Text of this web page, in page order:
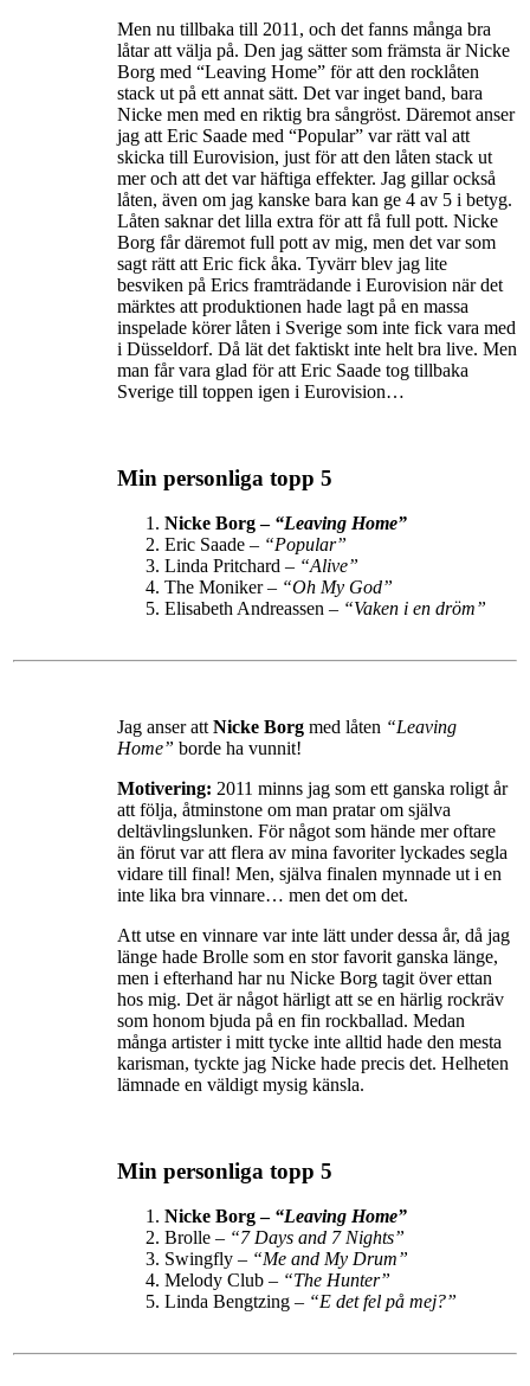
Men nu tillbaka till 2011, och det fanns många bra
låtar att välja på. Den jag sätter som främsta är Nicke
Borg med “Leaving Home” för att den rocklåten
stack ut på ett annat sätt. Det var inget band, bara
Nicke men med en riktig bra sångröst. Däremot anser
jag att Eric Saade med “Popular” var rätt val att
skicka till Eurovision, just för att den låten stack ut
mer och att det var häftiga effekter. Jag gillar också
låten, även om jag kanske bara kan ge 4 av 5 i betyg.
Låten saknar det lilla extra för att få full pott. Nicke
Borg får däremot full pott av mig, men det var som
sagt rätt att Eric fick åka. Tyvärr blev jag lite
besviken på Erics framträdande i Eurovision när det
märktes att produktionen hade lagt på en massa
inspelade körer låten i Sverige som inte fick vara med
i Düsseldorf. Då lät det faktiskt inte helt bra live. Men
man får vara glad för att Eric Saade tog tillbaka
Sverige till toppen igen i Eurovision…
Min personliga topp 5
Nicke Borg – “Leaving Home”
Eric Saade – “Popular”
Linda Pritchard – “Alive”
The Moniker – “Oh My God”
Elisabeth Andreassen – “Vaken i en dröm”
Jag anser att Nicke Borg med låten “Leaving
Home” borde ha vunnit!
Motivering: 2011 minns jag som ett ganska roligt år
att följa, åtminstone om man pratar om själva
deltävlingslunken. För något som hände mer oftare
än förut var att flera av mina favoriter lyckades segla
vidare till final! Men, själva finalen mynnade ut i en
inte lika bra vinnare… men det om det.
Att utse en vinnare var inte lätt under dessa år, då jag
länge hade Brolle som en stor favorit ganska länge,
men i efterhand har nu Nicke Borg tagit över ettan
hos mig. Det är något härligt att se en härlig rockräv
som honom bjuda på en fin rockballad. Medan
många artister i mitt tycke inte alltid hade den mesta
karisman, tyckte jag Nicke hade precis det. Helheten
lämnade en väldigt mysig känsla.
Min personliga topp 5
Nicke Borg – “Leaving Home”
Brolle – “7 Days and 7 Nights”
Swingfly – “Me and My Drum”
Melody Club – “The Hunter”
Linda Bengtzing – “E det fel på mej?”